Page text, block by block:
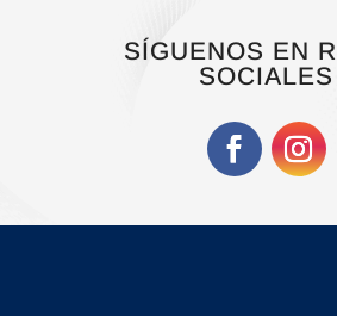
SÍGUENOS EN
SOCIALES